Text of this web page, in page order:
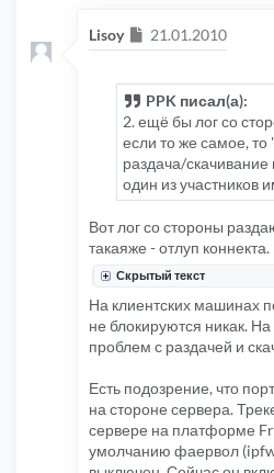
Lisoy Сообщение
21.01.2010
PPK писал(а):
2. ещё бы лог со
если то же самое,
раздача/
один из участников
Вот лог со стороны
такаяже - отлуп коннекта.
Скрытый текст
На клиентских машинах
не блокируются никак. На
проблем с раздачей и
Есть подозрение, что
на стороне сервера.
сервере на платформе
умолчанию фаервол